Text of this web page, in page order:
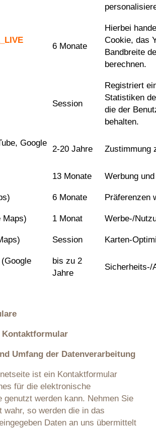
6 Monate
Hierbei
Cookie, das
Bandbreite
berechnen.
Session
Registriert
Statistiken
die der
behalten.
Google
2-20 Jahre Zustimmung
13 Monate Werbung
6 Monate Präferenzen
Maps) 1 Monat Werbe-/
Session Karten-
(Google
bis zu 2
Jahre
Sicherheits-/
Kontaktformular
Umfang der Datenverarbeitung
ist ein Kontaktformular
für die elektronische
genutzt werden kann. Nehmen Sie
wahr, so werden die in das
Daten an uns übermittelt